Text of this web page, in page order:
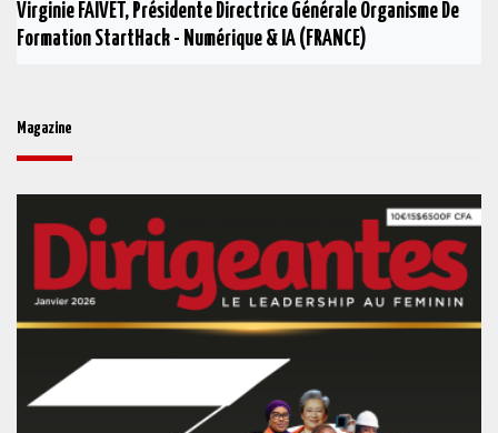
Virginie FAIVET, Présidente Directrice Générale Organisme De
Formation StartHack - Numérique & IA (FRANCE)
Magazine